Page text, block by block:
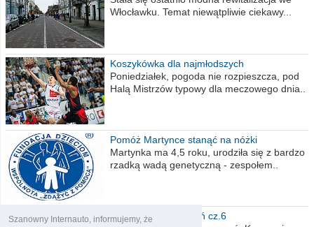
Szanowny Internauto, informujemy, że
Włocławku. Temat niewątpliwie ciekawy...
Koszykówka dla najmłodszych
Poniedziałek, pogoda nie rozpieszcza, pod
Halą Mistrzów typowy dla meczowego dnia..
Pomóż Martynce stanąć na nóżki
Martynka ma 4,5 roku, urodziła się z bardzo
rzadką wadą genetyczną - zespołem..
Polska moich marzeń cz.6